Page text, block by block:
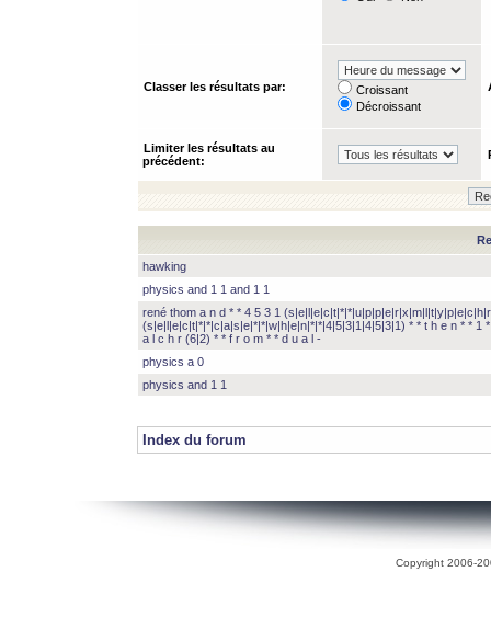
Classer les résultats par:
Croissant
Décroissant
Limiter les résultats au
précédent:
hawking
physics and 1 1 and 1 1
rené thom a n d * * 4 5 3 1
(s|e|l|e|c|t|*|*|c|a|s|e|*|*|w|h|e|n|*|*|4|5|3|1|4|5|3|1) * * t h e n * * 1
a l c h r (6|2) * * f r o m * * d u a l -
physics a 0
physics and 1 1
Index du forum
Copyright 2006-